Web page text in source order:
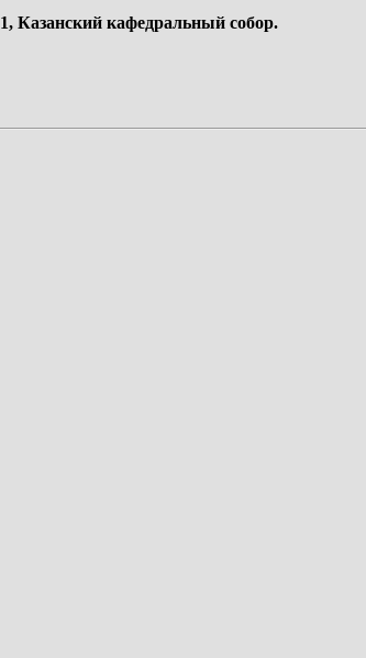
Казанский кафедральный собор.